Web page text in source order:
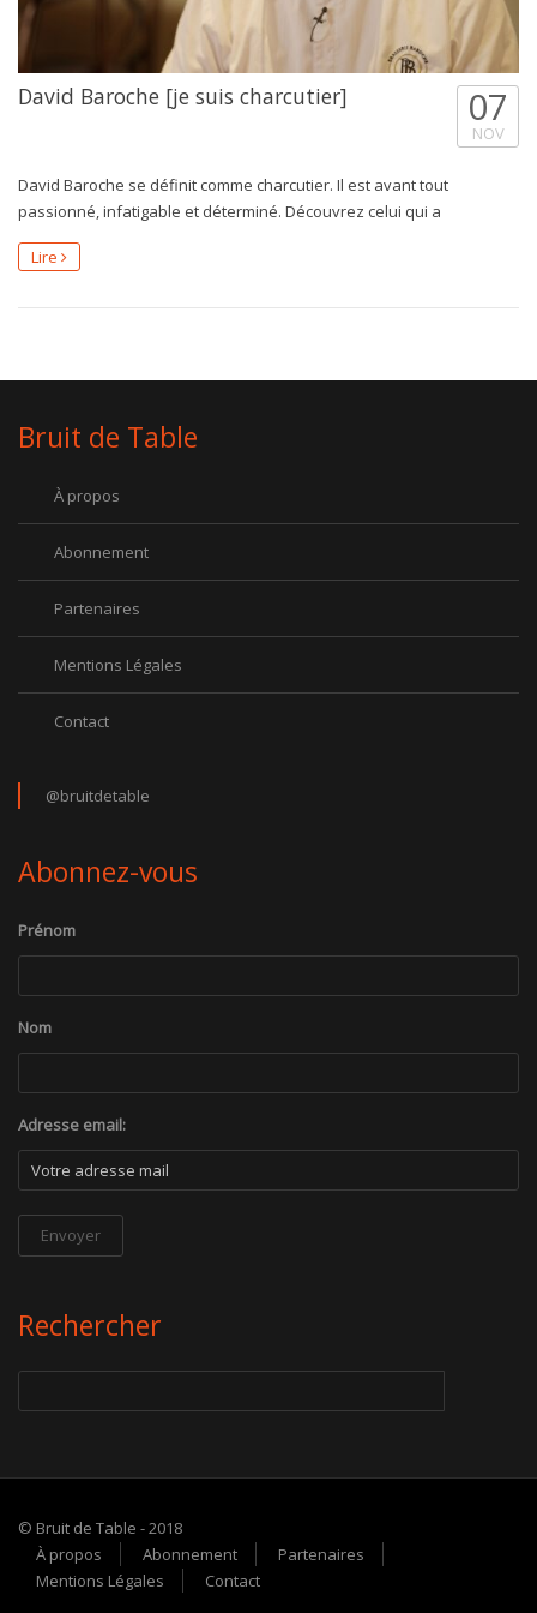
David Baroche [je suis charcutier] 07
NOV
David Baroche se définit comme charcutier. Il est avant tout
passionné, infatigable et déterminé. Découvrez celui qui a
Lire
Bruit de Table
À propos
Abonnement
Partenaires
Mentions Légales
Contact
@bruitdetable
Abonnez-vous
Prénom
Nom
Adresse email:
Rechercher
© Bruit de Table - 2018
À propos
Abonnement
Partenaires
Mentions Légales
Contact